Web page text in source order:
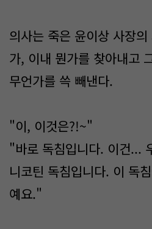
의사는 죽은 윤이상 사장
가, 이내 뭔가를 찾아내고
무언가를 쓱 빼낸다.
"이, 이것은?!~"
"바로 독침입니다. 이건...
니코틴 독침입니다. 이 독
예요."